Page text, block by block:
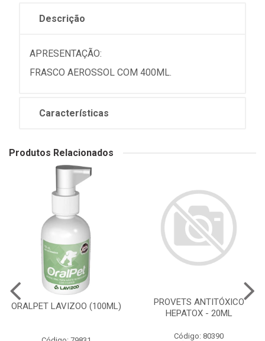
Descrição
APRESENTAÇÃO:
FRASCO AEROSSOL COM 400ML.
Características
Produtos Relacionados
ORALPET LAVIZOO (100ML)
PROVETS ANTITÓXICO
HEPATOX - 20ML
Código: 80390